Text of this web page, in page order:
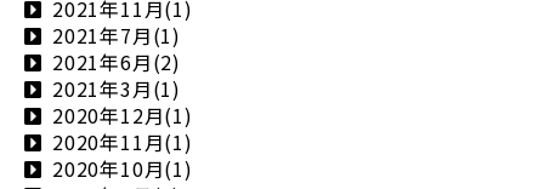
2021年11月(1)
2021年7月(1)
2021年6月(2)
2021年3月(1)
2020年12月(1)
2020年11月(1)
2020年10月(1)